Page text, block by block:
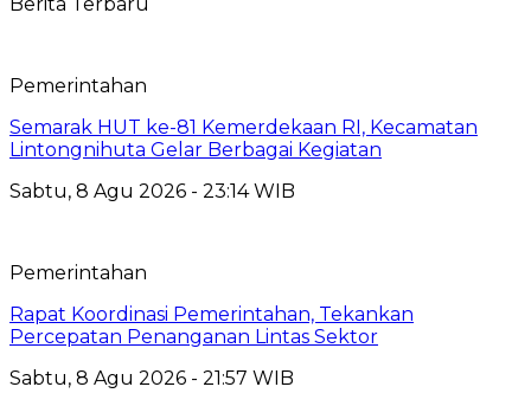
Pemerintahan
Semarak HUT ke-81 Kemerdekaan RI, Kecamatan
Lintongnihuta Gelar Berbagai Kegiatan
Sabtu, 8 Agu 2026 - 23:14 WIB
Pemerintahan
Rapat Koordinasi Pemerintahan, Tekankan
Percepatan Penanganan Lintas Sektor
Sabtu, 8 Agu 2026 - 21:57 WIB